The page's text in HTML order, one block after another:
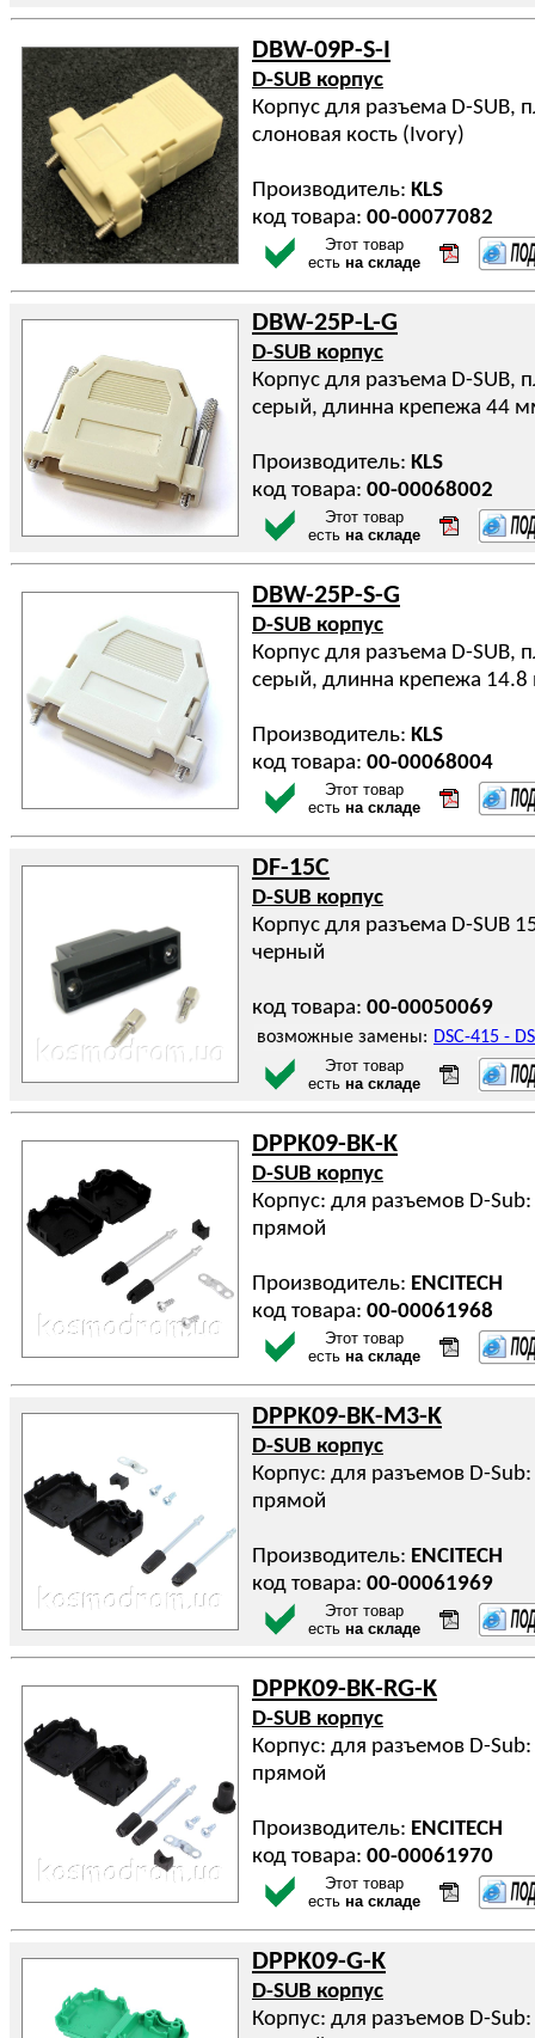
DBW-09P-S-I
D-SUB корпус
Корпус для разъема D-SUB,
слоновая кость (Ivory)
Производитель: KLS
код товара: 00-00077082
Этот товар
есть на складе
DBW-25P-L-G
D-SUB корпус
Корпус для разъема D-SUB,
серый, длинна крепежа 44
Производитель: KLS
код товара: 00-00068002
Этот товар
есть на складе
DBW-25P-S-G
D-SUB корпус
Корпус для разъема D-SUB,
серый, длинна крепежа
Производитель: KLS
код товара: 00-00068004
Этот товар
есть на складе
DF-15C
D-SUB корпус
Корпус для разъема D-SUB
черный
код товара: 00-00050069
возможные замены: DSC-415 -
Этот товар
есть на складе
DPPK09-BK-K
D-SUB корпус
Корпус: для разъемов D-
прямой
Производитель: ENCITECH
код товара: 00-00061968
Этот товар
есть на складе
DPPK09-BK-M3-K
D-SUB корпус
Корпус: для разъемов D-
прямой
Производитель: ENCITECH
код товара: 00-00061969
Этот товар
есть на складе
DPPK09-BK-RG-K
D-SUB корпус
Корпус: для разъемов D-
прямой
Производитель: ENCITECH
код товара: 00-00061970
Этот товар
есть на складе
DPPK09-G-K
D-SUB корпус
Корпус: для разъемов D-